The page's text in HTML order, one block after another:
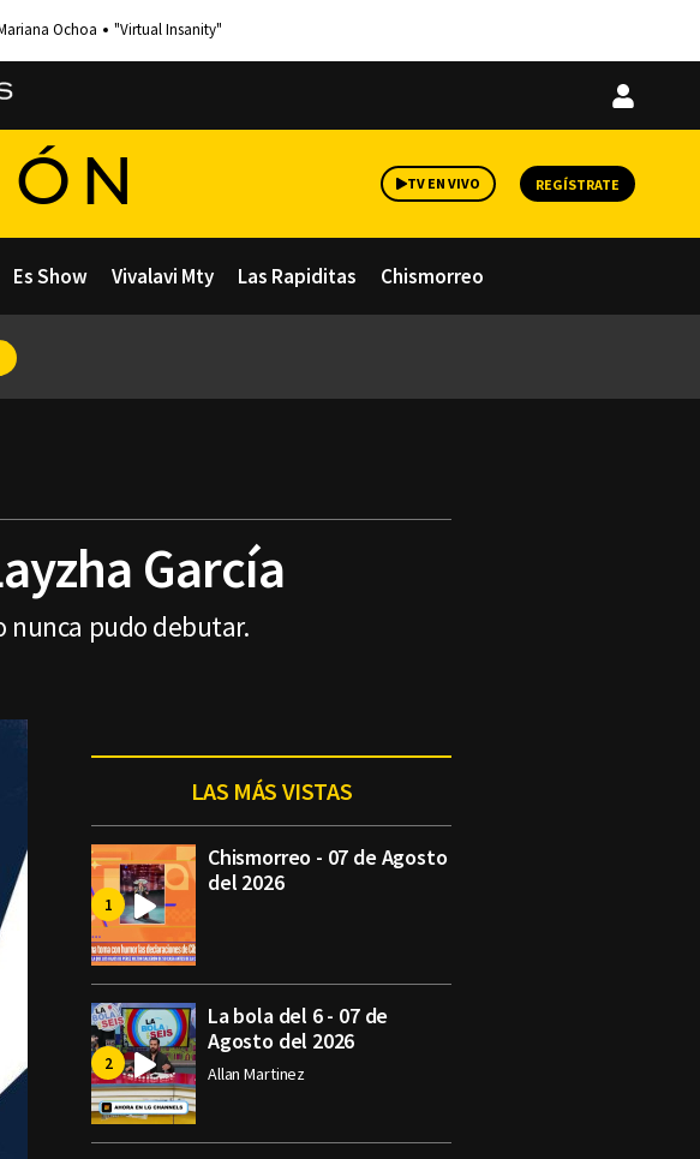
Ochoa "Virtual Insanity"
Iniciar
TV EN VIVO REGÍSTRATE
Es Show Vivalavi Mty Las Rapiditas Chismorreo
García
nunca pudo debutar.
LAS MÁS VISTAS
Chismorreo - 07 de Agosto
del 2026
La bola del 6 - 07 de
Agosto del 2026
Allan Martinez